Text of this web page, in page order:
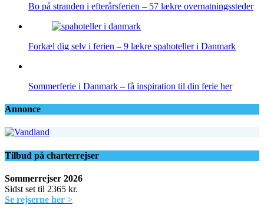
Bo på stranden i efterårsferien – 57 lækre overnatningssteder
Forkæl dig selv i ferien – 9 lækre spahoteller i Danmark
Sommerferie i Danmark – få inspiration til din ferie her
Annonce
Tilbud på charterrejser
Sommerrejser 2026
Sidst set til 2365 kr.
Se rejserne her >